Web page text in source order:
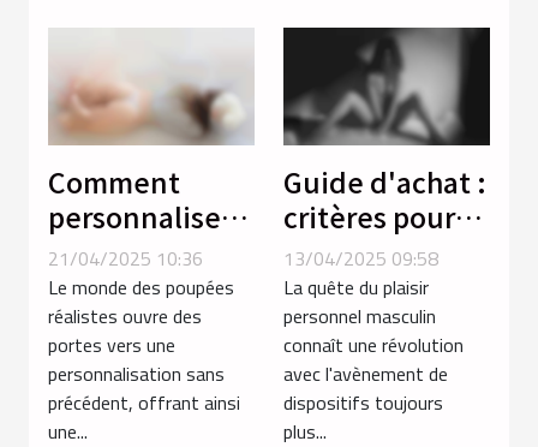
Comment
personnaliser
votre poupée
réaliste pour
une
expérience
unique
21/04/2025 10:36
Le monde des poupées
réalistes ouvre des
portes vers une
personnalisation sans
précédent, offrant ainsi
une...
Guide d'achat :
critères pour
sélectionner le
meilleur
masturbateur
masculin
13/04/2025 09:58
La quête du plaisir
personnel masculin
connaît une révolution
avec l'avènement de
dispositifs toujours
plus...